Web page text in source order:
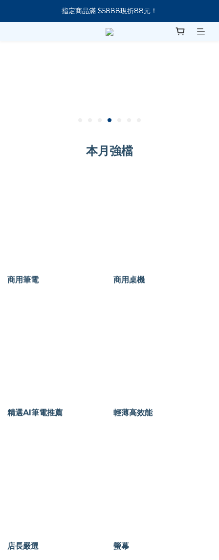
新會員下單 送 7-11 美式咖啡
指定商品滿 $5888現折88元！
新會員下單 送 7-11 美式咖啡
本月強檔
商用筆電 商用桌機
精選AI筆電推薦 輕薄高效能
店長嚴選 螢幕